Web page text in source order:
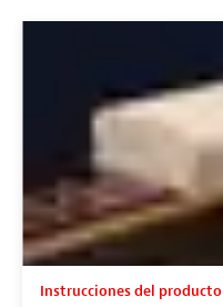
Instrucciones del producto